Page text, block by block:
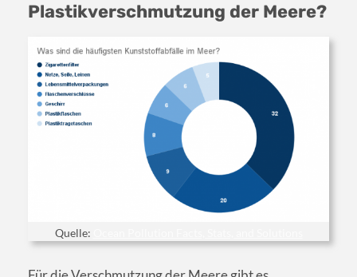
Plastikverschmutzung der Meere?
Quelle: